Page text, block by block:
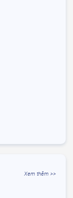
Xem thêm >>